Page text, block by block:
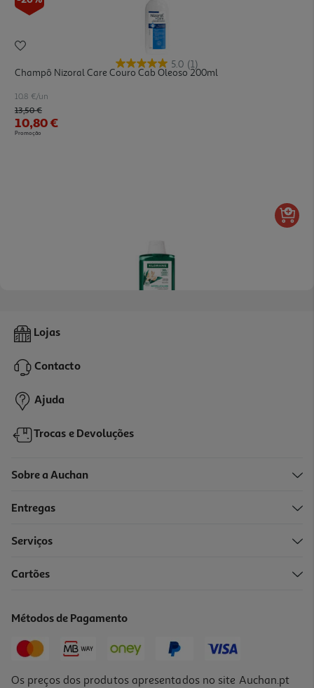
5.0 (1)
Champô Nizoral Care Couro Cab Oleoso 200ml
10.8 €/un
Price reduced from
13,50 €to
10,80 €
Promoção
Champo Klorane Galanga Reequilibrante 200ml
14,09 €
Lojas
Contacto
Ajuda
Trocas e Devoluções
Sobre a Auchan
Entregas
Serviços
Cartões
Métodos de Pagamento
Os preços dos produtos apresentados no site Auchan.pt